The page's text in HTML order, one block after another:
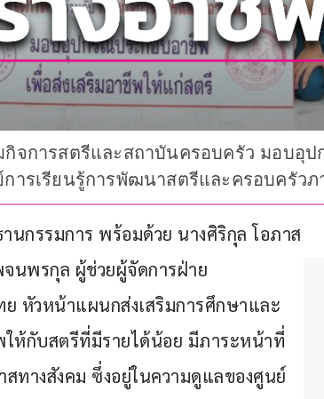
จการสตรีและสถาบันครอบครัว มอบอุ
ารเรียนรู้การพัฒนาสตรีและครอบครัว
นกรรมการ พร้อมด้วย นางศิริกุล โอภาส
จนพรกุล ผู้ช่วยผู้จัดการฝ่าย
หัวหน้าแผนกส่งเสริมการศึกษาและ
ห้กับสตรีที่มีรายได้น้อย มีภาระหน้าที่
ทางสังคม ซึ่งอยู่ในความดูแลของศูนย์